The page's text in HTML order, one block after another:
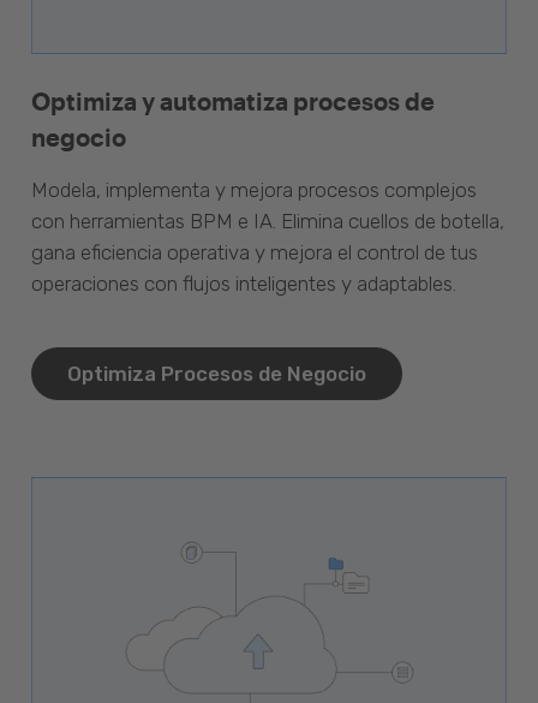
Optimiza y automatiza procesos de
negocio
Modela, implementa y mejora procesos complejos
con herramientas BPM e IA. Elimina cuellos de botella,
gana eficiencia operativa y mejora el control de tus
operaciones con flujos inteligentes y adaptables.
Optimiza Procesos de Negocio